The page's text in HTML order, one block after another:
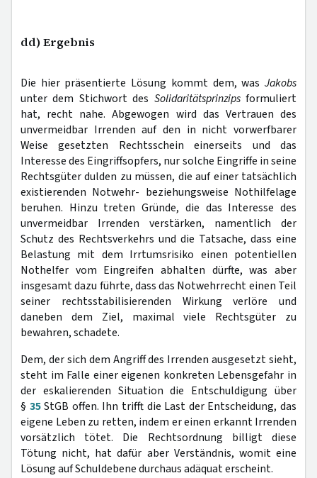
dd) Ergebnis
Die hier präsentierte Lösung kommt dem, was Jakobs
unter dem Stichwort des Solidaritätsprinzipsformuliert
hat, recht nahe. Abgewogen wird das Vertrauen des
unvermeidbar Irrenden auf den in nicht vorwerfbarer
Weise gesetzten Rechtsschein einerseits und das
Interesse des Eingriffsopfers, nur solche Eingriffe in seine
Rechtsgüter dulden zu müssen, die auf einer tatsächlich
existierenden Notwehr- beziehungsweise Nothilfelage
beruhen. Hinzu treten Gründe, die das Interesse des
unvermeidbar Irrenden verstärken, namentlich der
Schutz des Rechtsverkehrs und die Tatsache, dass eine
Belastung mit dem Irrtumsrisiko einen potentiellen
Nothelfer vom Eingreifen abhalten dürfte, was aber
insgesamt dazu führte, dass das Notwehrrecht einen Teil
seiner rechtsstabilisierenden Wirkung verlöre und
daneben dem Ziel, maximal viele Rechtsgüter zu
bewahren, schadete.
Dem, der sich dem Angriff des Irrenden ausgesetzt sieht,
steht im Falle einer eigenen konkreten Lebensgefahr in
der eskalierenden Situation die Entschuldigung über
§ 35StGB offen. Ihn trifft die Last der Entscheidung, das
eigene Leben zu retten, indem er einen erkannt Irrenden
vorsätzlich tötet. Die Rechtsordnung billigt diese
Tötung nicht, hat dafür aber Verständnis, womit eine
Lösung auf Schuldebene durchaus adäquat erscheint.